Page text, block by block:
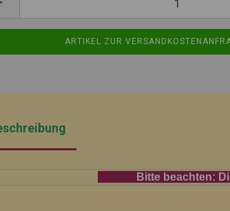
Bitte beachten: Die